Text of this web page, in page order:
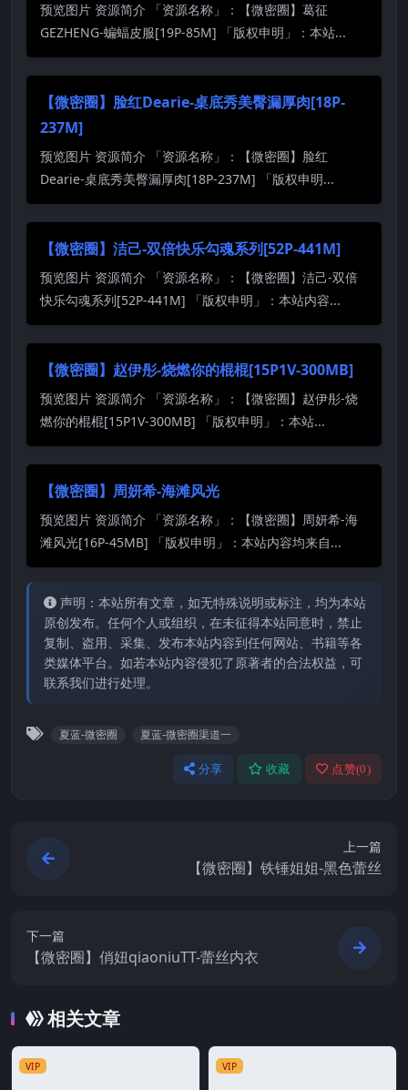
预览图片 资源简介 「资源名称」：【微密圈】葛征
GEZHENG-蝙蝠皮服[19P-85M] 「版权申明」：本站...
【微密圈】脸红Dearie-桌底秀美臀漏厚肉[18P-
237M]
预览图片 资源简介 「资源名称」：【微密圈】脸红
Dearie-桌底秀美臀漏厚肉[18P-237M] 「版权申明...
【微密圈】洁己-双倍快乐勾魂系列[52P-441M]
预览图片 资源简介 「资源名称」：【微密圈】洁己-双倍
快乐勾魂系列[52P-441M] 「版权申明」：本站内容...
【微密圈】赵伊彤-烧燃你的棍棍[15P1V-300MB]
预览图片 资源简介 「资源名称」：【微密圈】赵伊彤-烧
燃你的棍棍[15P1V-300MB] 「版权申明」：本站...
【微密圈】周妍希-海滩风光
预览图片 资源简介 「资源名称」：【微密圈】周妍希-海
滩风光[16P-45MB] 「版权申明」：本站内容均来自...
声明：本站所有文章，如无特殊说明或标注，均为本站
原创发布。任何个人或组织，在未征得本站同意时，禁止
复制、盗用、采集、发布本站内容到任何网站、书籍等各
类媒体平台。如若本站内容侵犯了原著者的合法权益，可
联系我们进行处理。
夏蓝-微密圈 夏蓝-微密圈渠道一
分享 收藏 点赞(0)
上一篇
【微密圈】铁锤姐姐-黑色蕾丝
下一篇
【微密圈】俏妞qiaoniuTT-蕾丝内衣
相关文章
VIP VIP